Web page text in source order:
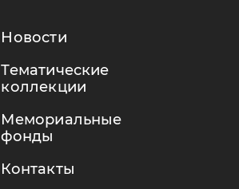
Новости
Тематические
коллекции
Мемориальные
фонды
Контакты